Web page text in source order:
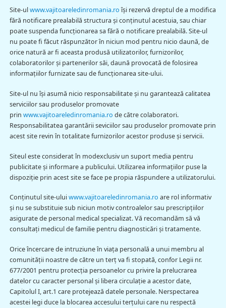
Site-ulwww.vajitoareledinromania.roîşi rezervă dreptul de a modifica
fără notificare prealabilă structura şi conţinutul acestuia, sau chiar
poate suspenda funcţionarea sa fără o notificare prealabilă. Site-ul
nu poate fi făcut răspunzător în niciun mod pentru nicio daună, de
orice natură ar fi aceasta produsă utilizatorilor, furnizorilor,
colaboratorilor şi partenerilor săi, daună provocată de folosirea
informaţiilor furnizate sau de funcţionarea site-ului.
Site-ul nu îşi asumă nicio responsabilitate şi nu garantează calitatea
serviciilor sau produselor promovate
prin www.vajitoareledinromania.ro de către colaboratori.
Responsabilitatea garantării seviciilor sau produselor promovate prin
acest site revin în totalitate furnizorilor acestor produse şi servicii.
Siteul este considerat în modexclusiv un suport media pentru
publicitate şi informare a publicului. Utilizarea informaţiilor puse la
dispoziţie prin acest site se face pe propia răspundere a utilizatorului.
Conţinutul site-uluiwww.vajitoareledinromania.ro are rol informativ
şi nu se substituie sub niciun motiv controalelor sau prescripţiilor
asigurate de personal medical specializat. Vă recomandăm să vă
consultaţi medicul de familie pentru diagnosticări şi tratamente.
Orice încercare de intruziune în viaţa personală a unui membru al
comunităţii noastre de către un terţ va fi stopată, confor Legii nr.
677/2001 pentru protecţia persoanelor cu privire la prelucrarea
datelor cu caracter personal şi libera circulaţie a acestor date,
Capitolul I, art.1 care protejează datele personale. Nerspectarea
acestei legi duce la blocarea accesului terţului care nu respectă